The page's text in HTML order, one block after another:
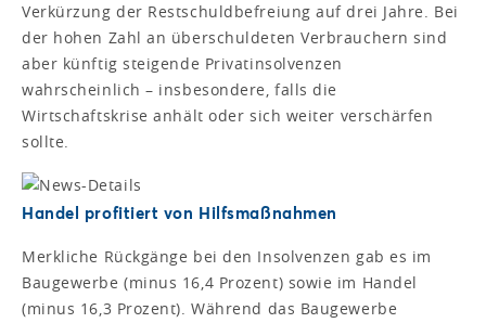
Verkürzung der Restschuldbefreiung auf drei Jahre. Bei
der hohen Zahl an überschuldeten Verbrauchern sind
aber künftig steigende Privatinsolvenzen
wahrscheinlich – insbesondere, falls die
Wirtschaftskrise anhält oder sich weiter verschärfen
sollte.
Handel profitiert von Hilfsmaßnahmen
Merkliche Rückgänge bei den Insolvenzen gab es im
Baugewerbe (minus 16,4 Prozent) sowie im Handel
(minus 16,3 Prozent). Während das Baugewerbe